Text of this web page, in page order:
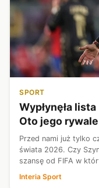
SPORT
Wypłynęła
Oto jego rywale
Przed nami już tylko
świata 2026. Czy
szansę od FIFA w
pojawiła się lista z 13
Interia Sport